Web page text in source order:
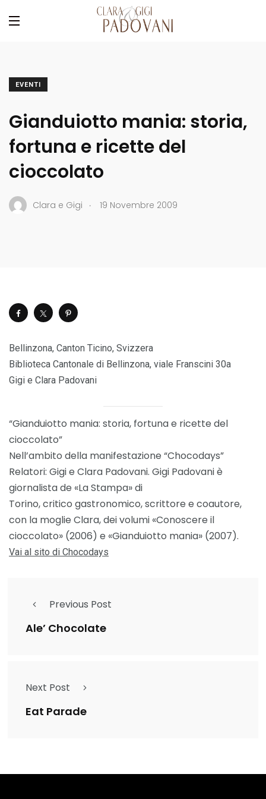
EVENTI
Gianduiotto mania: storia,
fortuna e ricette del
cioccolato
Clara e Gigi . 19 Novembre 2009
Bellinzona, Canton Ticino, Svizzera
Biblioteca Cantonale di Bellinzona, viale Franscini 30a
Gigi e Clara Padovani
“Gianduiotto mania: storia, fortuna e ricette del
cioccolato”
Nell’ambito della manifestazione “Chocodays”
Relatori: Gigi e Clara Padovani. Gigi Padovani è
giornalista de «La Stampa» di
Torino, critico gastronomico, scrittore e coautore,
con la moglie Clara, dei volumi «Conoscere il
cioccolato» (2006) e «Gianduiotto mania» (2007).
Vai al sito di Chocodays
Previous Post
Ale’ Chocolate
Next Post
Eat Parade